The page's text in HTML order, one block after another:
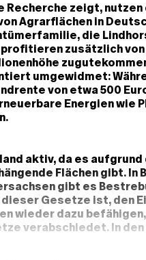
zeigt,
Agrarflächen in
die
zusätzlich von
umgewidmet:
von etwa 500
Energien wie
aktiv, da es aufgrund
Flächen gibt. In
gibt es
Gesetze ist, den
wieder dazu
verabschiedet. In